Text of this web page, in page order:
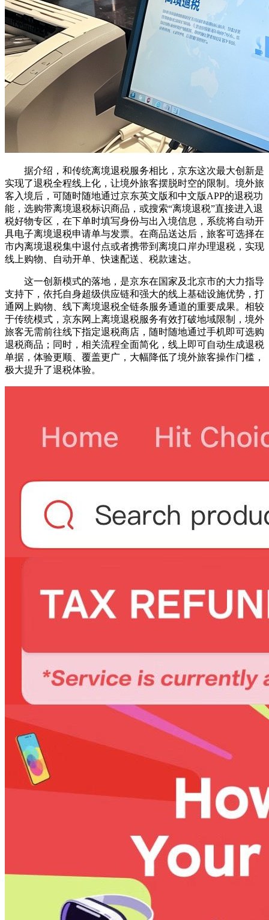
据介绍，和传统离境退税服务相比，京东这次最大创新是
实现了退税全程线上化，让境外旅客摆脱时空的限制。境外旅
客入境后，可随时随地通过京东英文版和中文版APP的退税功
能，选购带离境退税标识商品，或搜索“离境退税”直接进入退
税好物专区，在下单时填写身份与出入境信息，系统将自动开
具电子离境退税申请单与发票。在商品送达后，旅客可选择在
市内离境退税集中退付点或者携带到离境口岸办理退税，实现
线上购物、自动开单、快速配送、税款速达。
这一创新模式的落地，是京东在国家及北京市的大力指导
支持下，依托自身超级供应链和强大的线上基础设施优势，打
通网上购物、线下离境退税全链条服务通道的重要成果。相较
于传统模式，京东网上离境退税服务有效打破地域限制，境外
旅客无需前往线下指定退税商店，随时随地通过手机即可选购
退税商品；同时，相关流程全面简化，线上即可自动生成退税
单据，体验更顺、覆盖更广，大幅降低了境外旅客操作门槛，
极大提升了退税体验。